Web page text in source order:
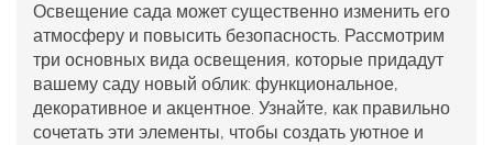
Освещение сада может существенно изменить его
атмосферу и повысить безопасность. Рассмотрим
три основных вида освещения, которые придадут
вашему саду новый облик: функциональное,
декоративное и акцентное. Узнайте, как правильно
сочетать эти элементы, чтобы создать уютное и